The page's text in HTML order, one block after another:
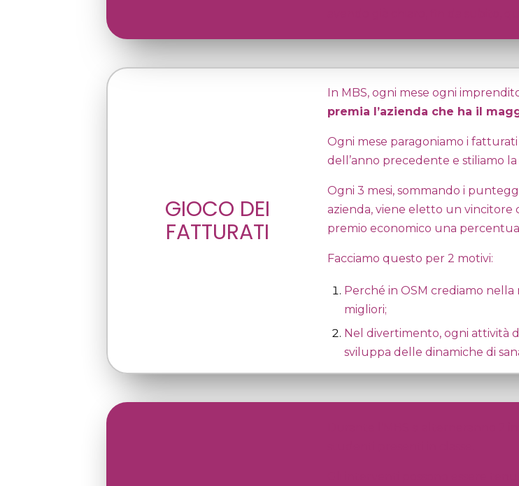
GIOCO DEI
FATTURATI
In MBS, ogni mese ogni
premia l’azienda che ha il
Ogni mese paragoniamo i
dell’anno precedente e stiliamo
Ogni 3 mesi, sommando i
azienda, viene eletto un vincitore
premio economico una
Facciamo questo per 2 motivi:
Perché in OSM crediamo
migliori;
Nel divertimento, ogni attività
sviluppa delle dinamiche di